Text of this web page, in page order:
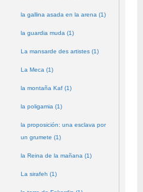
la gallina asada en la arena (1)
la guardia muda (1)
La mansarde des artistes (1)
La Meca (1)
la montaña Kaf (1)
la poligamia (1)
la proposición: una esclava por
un grumete (1)
la Reina de la mañana (1)
La sirafeh (1)